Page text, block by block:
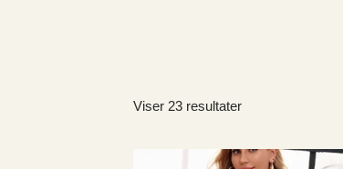
Viser 23 resultaterSorteret
popularitet